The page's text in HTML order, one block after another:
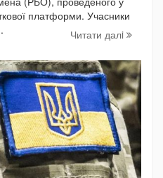
платформи. Учасники
Читати далi